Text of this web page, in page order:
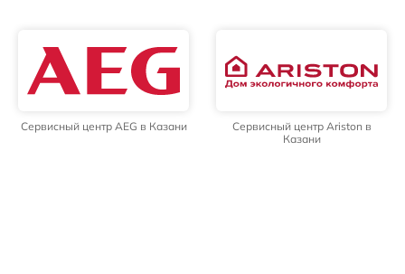
Сервисный центр AEG в Казани
Сервисный центр Ariston в
Казани